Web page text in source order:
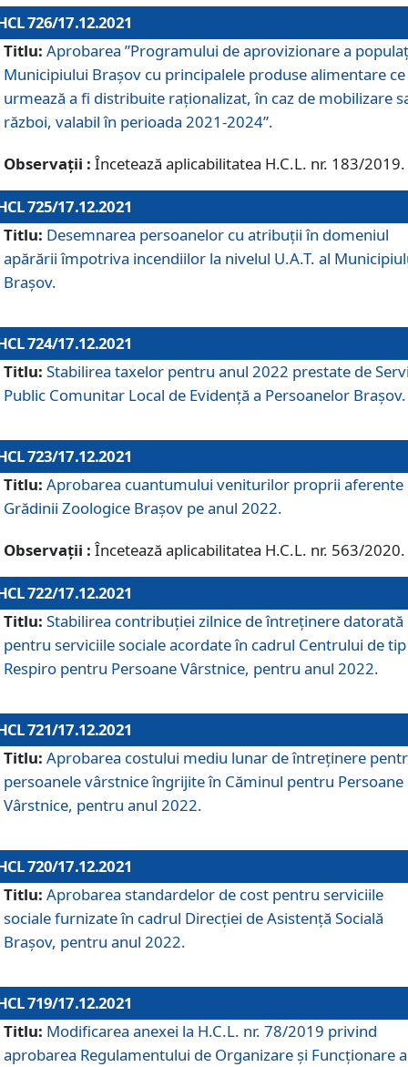
726/17.12.2021
Titlu: Aprobarea ”Programului de aprovizionare a
Municipiului Braşov cu principalele produse alimentare ce
urmează a fi distribuite raționalizat, în caz de mobilizare
război, valabil în perioada 2021-2024”.
Observații : Încetează aplicabilitatea H.C.L. nr. 183/2019.
725/17.12.2021
Titlu: Desemnarea persoanelor cu atribuții în domeniul
apărării împotriva incendiilor la nivelul U.A.T. al
Brașov.
724/17.12.2021
Titlu: Stabilirea taxelor pentru anul 2022 prestate de
Public Comunitar Local de Evidență a Persoanelor Braşov.
723/17.12.2021
Titlu: Aprobarea cuantumului veniturilor proprii aferente
Grădinii Zoologice Braşov pe anul 2022.
Observații : Încetează aplicabilitatea H.C.L. nr. 563/2020.
722/17.12.2021
Titlu: Stabilirea contribuţiei zilnice de întreținere datorată
pentru serviciile sociale acordate în cadrul Centrului de tip
Respiro pentru Persoane Vârstnice, pentru anul 2022.
721/17.12.2021
Titlu: Aprobarea costului mediu lunar de întreţinere
persoanele vârstnice îngrijite în Căminul pentru Persoane
Vârstnice, pentru anul 2022.
720/17.12.2021
Titlu: Aprobarea standardelor de cost pentru serviciile
sociale furnizate în cadrul Direcției de Asistență Socială
Brașov, pentru anul 2022.
719/17.12.2021
Titlu: Modificarea anexei la H.C.L. nr. 78/2019 privind
aprobarea Regulamentului de Organizare și Funcționare